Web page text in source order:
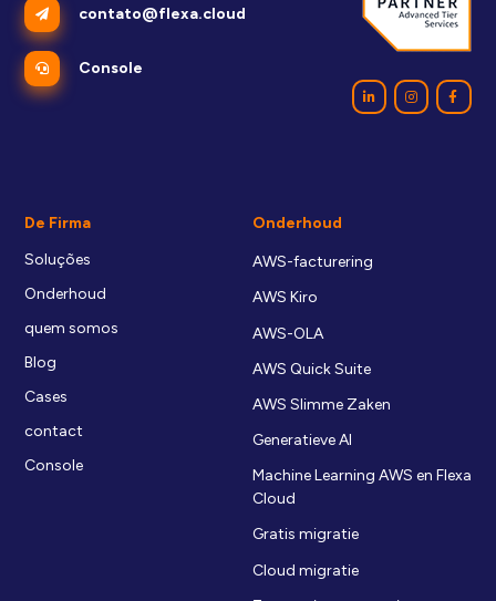
contato@flexa.cloud
Console
De Firma
Soluções
Onderhoud
quem somos
Blog
Cases
contact
Console
Onderhoud
AWS-facturering
AWS Kiro
AWS-OLA
AWS Quick Suite
AWS Slimme Zaken
Generatieve AI
Machine Learning AWS en Flexa
Cloud
Gratis migratie
Cloud migratie